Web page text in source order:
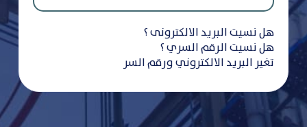
هل نسيت البريد الالكترونى ؟
هل نسيت الرقم السري ؟
تغير البريد الالكتروني ورقم السر